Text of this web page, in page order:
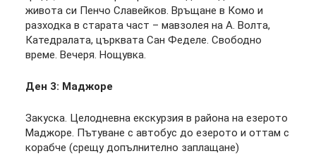
живота си Пенчо Славейков. Връщане в Комо и
разходка в старата част – мавзолея на А. Волта,
Катедралата, църквата Сан Феделе. Свободно
време. Вечеря. Нощувка.
Ден 3: Маджоре
Закуска. Целодневна екскурзия в района на езерото
Маджоре. Пътуване с автобус до езерото и оттам с
корабче (срещу допълнително заплащане)